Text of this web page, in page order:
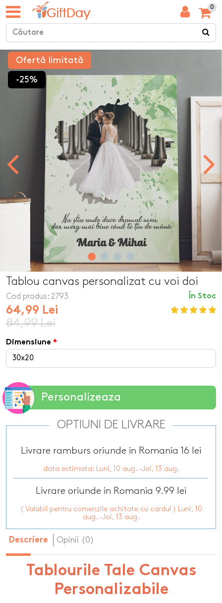
0
Ofertă limitată
-25%
Tablou canvas personalizat cu voi doi
În Stoc
Cod produs: 2793
64,99 Lei
84,99 Lei
Dimensiune
Personalizeaza
OPTIUNI DE LIVRARE
Livrare ramburs oriunde in Romania 16 lei
data estimata: Luni, 10 aug. -Joi, 13 aug.
Livrare oriunde in Romania 9.99 lei
( Valabil pentru comenzile achitate cu cardul ) Luni, 10
aug. -Joi, 13 aug.
Descriere Opinii (0)
Tablourile Tale Canvas
Personalizabile